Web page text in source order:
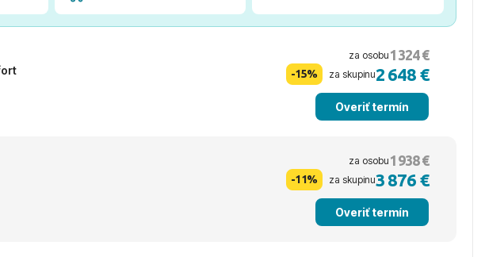
za osobu 1 324 €
-15% za skupinu2 648 €
Overiť termín
za osobu 1 938 €
-11% za skupinu3 876 €
Overiť termín